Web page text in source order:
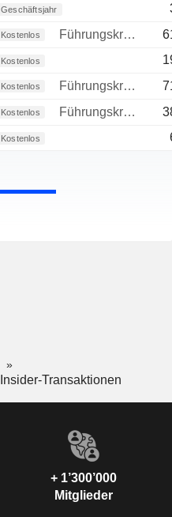
Geschäftsjahr
Kostenlos Führungskraft / leitender Angestellter
Kostenlos
Kostenlos Führungskraft / leitender Angestellter
Kostenlos Führungskraft / leitender Angestellter
Kostenlos
Insider-Transaktionen
+ 1’300’000
Mitglieder